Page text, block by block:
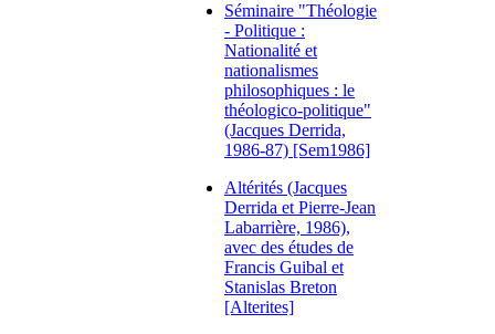
Séminaire "Théologie
- Politique :
Nationalité et
nationalismes
philosophiques : le
théologico-politique"
(Jacques Derrida,
1986-87) [Sem1986]
Altérités (Jacques
Derrida et Pierre-Jean
Labarrière, 1986),
avec des études de
Francis Guibal et
Stanislas Breton
[Alterites]